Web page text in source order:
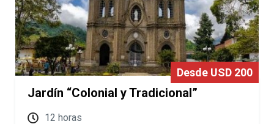
Desde USD 200
Jardín “Colonial y Tradicional”
12 horas